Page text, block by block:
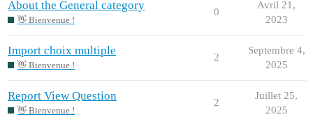
About the General category
👋 Bienvenue !
0
Avril 21,
2023
Import choix multiple
👋 Bienvenue !
2
Septembre 4,
2025
Report View Question
👋 Bienvenue !
2
Juillet 25,
2025